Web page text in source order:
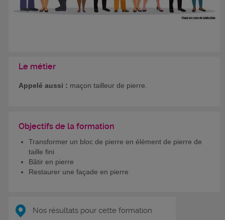
Le métier
Appelé aussi : maçon tailleur de pierre.
Objectifs de la formation
Transformer un bloc de pierre en élément de pierre de
taille fini
Bâtir en pierre
Restaurer une façade en pierre
Nos résultats pour cette formation